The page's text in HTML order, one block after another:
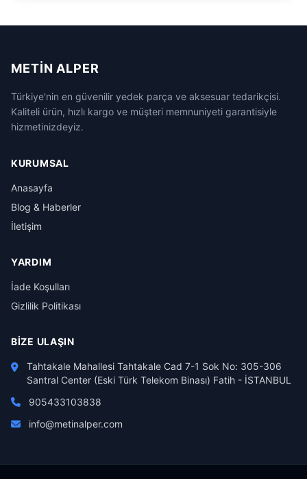
METIN ALPER
Türkiye'nin en güvenilir yedek parça ve aksesuar tedarikçisi.
Kaliteli ürün, hızlı kargo ve müşteri memnuniyeti garantisiyle
hizmetinizdeyiz.
KURUMSAL
Anasayfa
Blog & Haberler
İletişim
YARDIM
İade Koşulları
Gizlilik Politikası
BIZE ULAŞIN
Tahtakale Mahallesi Tahtakale Cad 7-1 Sok No: 305-306
Santral Center (Eski Türk Telekom Binası) Fatih - İSTANBUL
905433103838
info@metinalper.com